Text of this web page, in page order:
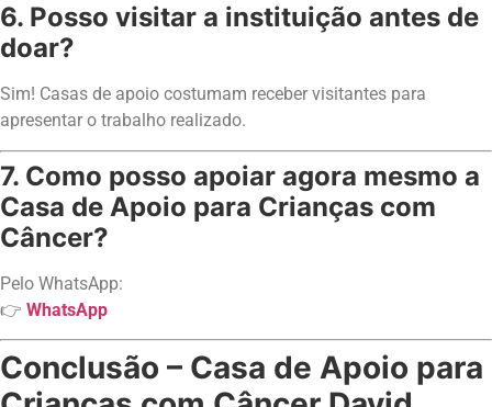
6. Posso visitar a instituição antes de
doar?
Sim! Casas de apoio costumam receber visitantes para
apresentar o trabalho realizado.
7. Como posso apoiar agora mesmo a
Casa de Apoio para Crianças com
Câncer?
Pelo WhatsApp:
👉 WhatsApp
Conclusão – Casa de Apoio para